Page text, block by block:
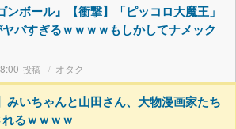
ンボール』【衝撃】「ピッコロ大魔王」
バすぎるｗｗｗｗもしかしてナメック
オタク
みいちゃんと山田さん、大物漫画家たち
るｗｗｗｗ